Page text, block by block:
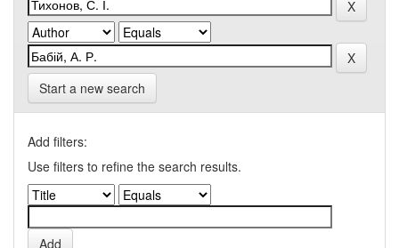
Start a new search
Add filters:
Use filters to refine the search results.